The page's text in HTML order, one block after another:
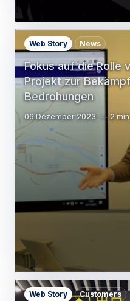
Fokus auf die Rolle
Projekt zur
Bedrohungen
Web Story News
06 Dezember 2023 2
Web Story Customers